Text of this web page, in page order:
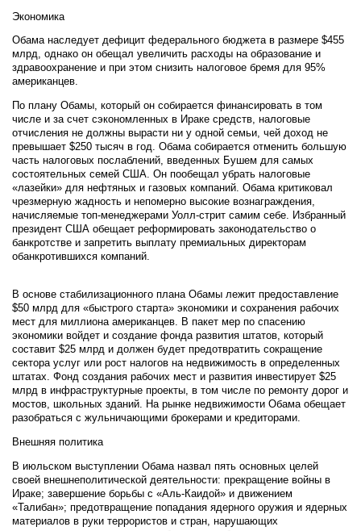
Экономика
Обама наследует дефицит федерального бюджета в размере $455
млрд, однако он обещал увеличить расходы на образование и
здравоохранение и при этом снизить налоговое бремя для 95%
американцев.
По плану Обамы, который он собирается финансировать в том
числе и за счет сэкономленных в Ираке средств, налоговые
отчисления не должны вырасти ни у одной семьи, чей доход не
превышает $250 тысяч в год. Обама собирается отменить большую
часть налоговых послаблений, введенных Бушем для самых
состоятельных семей США. Он пообещал убрать налоговые
«лазейки» для нефтяных и газовых компаний. Обама критиковал
чрезмерную жадность и непомерно высокие вознаграждения,
начисляемые топ-менеджерами Уолл-стрит самим себе. Избранный
президент США обещает реформировать законодательство о
банкротстве и запретить выплату премиальных директорам
обанкротившихся компаний.
В основе стабилизационного плана Обамы лежит предоставление
$50 млрд для «быстрого старта» экономики и сохранения рабочих
мест для миллиона американцев. В пакет мер по спасению
экономики войдет и создание фонда развития штатов, который
составит $25 млрд и должен будет предотвратить сокращение
сектора услуг или рост налогов на недвижимость в определенных
штатах. Фонд создания рабочих мест и развития инвестирует $25
млрд в инфраструктурные проекты, в том числе по ремонту дорог и
мостов, школьных зданий. На рынке недвижимости Обама обещает
разобраться с жульничающими брокерами и кредиторами.
Внешняя политика
В июльском выступлении Обама назвал пять основных целей
своей внешнеполитической деятельности: прекращение войны в
Ираке; завершение борьбы с «Аль-Каидой» и движением
«Талибан»; предотвращение попадания ядерного оружия и ядерных
материалов в руки террористов и стран, нарушающих